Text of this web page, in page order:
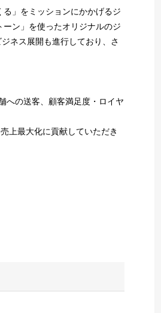
」をミッションにかかげるジ
ン」を使ったオリジナルのジ
ネス展開も進行しており、さ
への送客、顧客満足度・ロイヤ
上最大化に貢献していただき